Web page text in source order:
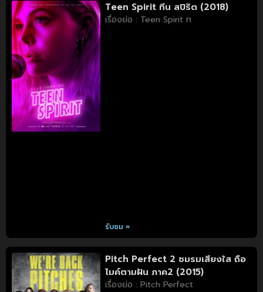
Teen Spirit ทีน สปิริต (2018)
เรื่องย่อ : Teen Spirit ท
รับชม »
Pitch Perfect 2 ชมรมเสียงใส ถือ
ไมค์ตามฝัน ภาค2 (2015)
เรื่องย่อ : Pitch Perfect